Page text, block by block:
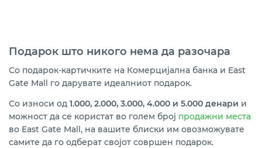
Подарок што никогo нема да разочара
Со подарок-картичките на Комерцијална банка и East
Gate Mall го дарувате идеалниот подарок.
Со износи од 1.000, 2.000, 3.000, 4.000 и 5.000 денари и
можност да се користат во голем број продажни места
во East Gate Mall, на вашите блиски им овозможувате
самите да го одберат својот совршен подарок.